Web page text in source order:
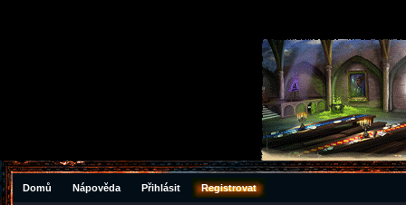
Domů Nápověda Přihlásit Registrovat